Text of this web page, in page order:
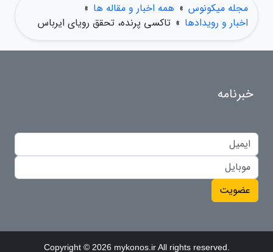
مجله میکونوس » همه اخبار و مقاله ها »
اخبار و رویدادها » تاکسی پرنده، تحقق رویای ایرباس
خبرنامه
عضویت
Copyright © 2026 mykonos.ir All rights reserved.